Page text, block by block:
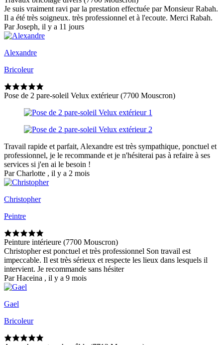
Je suis vraiment ravi par la prestation effectuée par Monsieur Rabah.
Il a été très soigneux. très professionnel et à l'ecoute. Merci Rabah.
Par Joseph, il y a 11 jours
Alexandre
Bricoleur
Pose de 2 pare-soleil Velux extérieur (7700 Mouscron)
Travail rapide et parfait, Alexandre est très sympathique, ponctuel et
professionnel, je le recommande et je n'hésiterai pas à refaire à ses
services si j'en ai le besoin !
Par Charlotte , il y a 2 mois
Christopher
Peintre
Peinture intérieure (7700 Mouscron)
Christopher est ponctuel et très professionnel Son travail est
impeccable. Il est très sérieux et respecte les lieux dans lesquels il
intervient. Je recommande sans hésiter
Par Haceina , il y a 9 mois
Gael
Bricoleur